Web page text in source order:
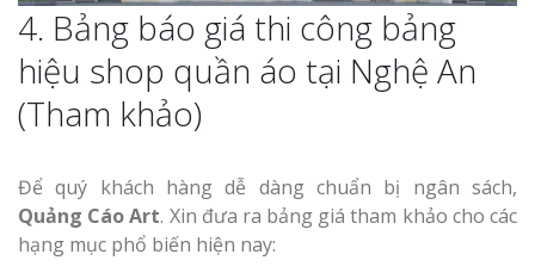
4. Bảng báo giá thi công bảng
hiệu shop quần áo tại Nghệ An
(Tham khảo)
Để quý khách hàng dễ dàng chuẩn bị ngân sách,
Quảng Cáo Art. Xin đưa ra bảng giá tham khảo cho các
hạng mục phổ biến hiện nay: